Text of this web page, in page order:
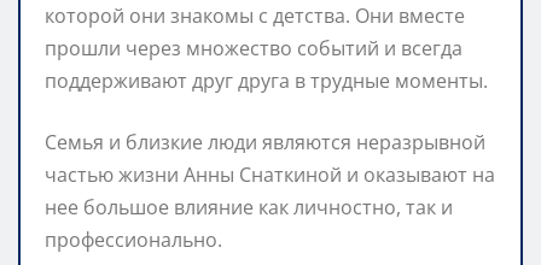
которой они знакомы с детства. Они вместе
прошли через множество событий и всегда
поддерживают друг друга в трудные моменты.
Семья и близкие люди являются неразрывной
частью жизни Анны Снаткиной и оказывают на
нее большое влияние как личностно, так и
профессионально.